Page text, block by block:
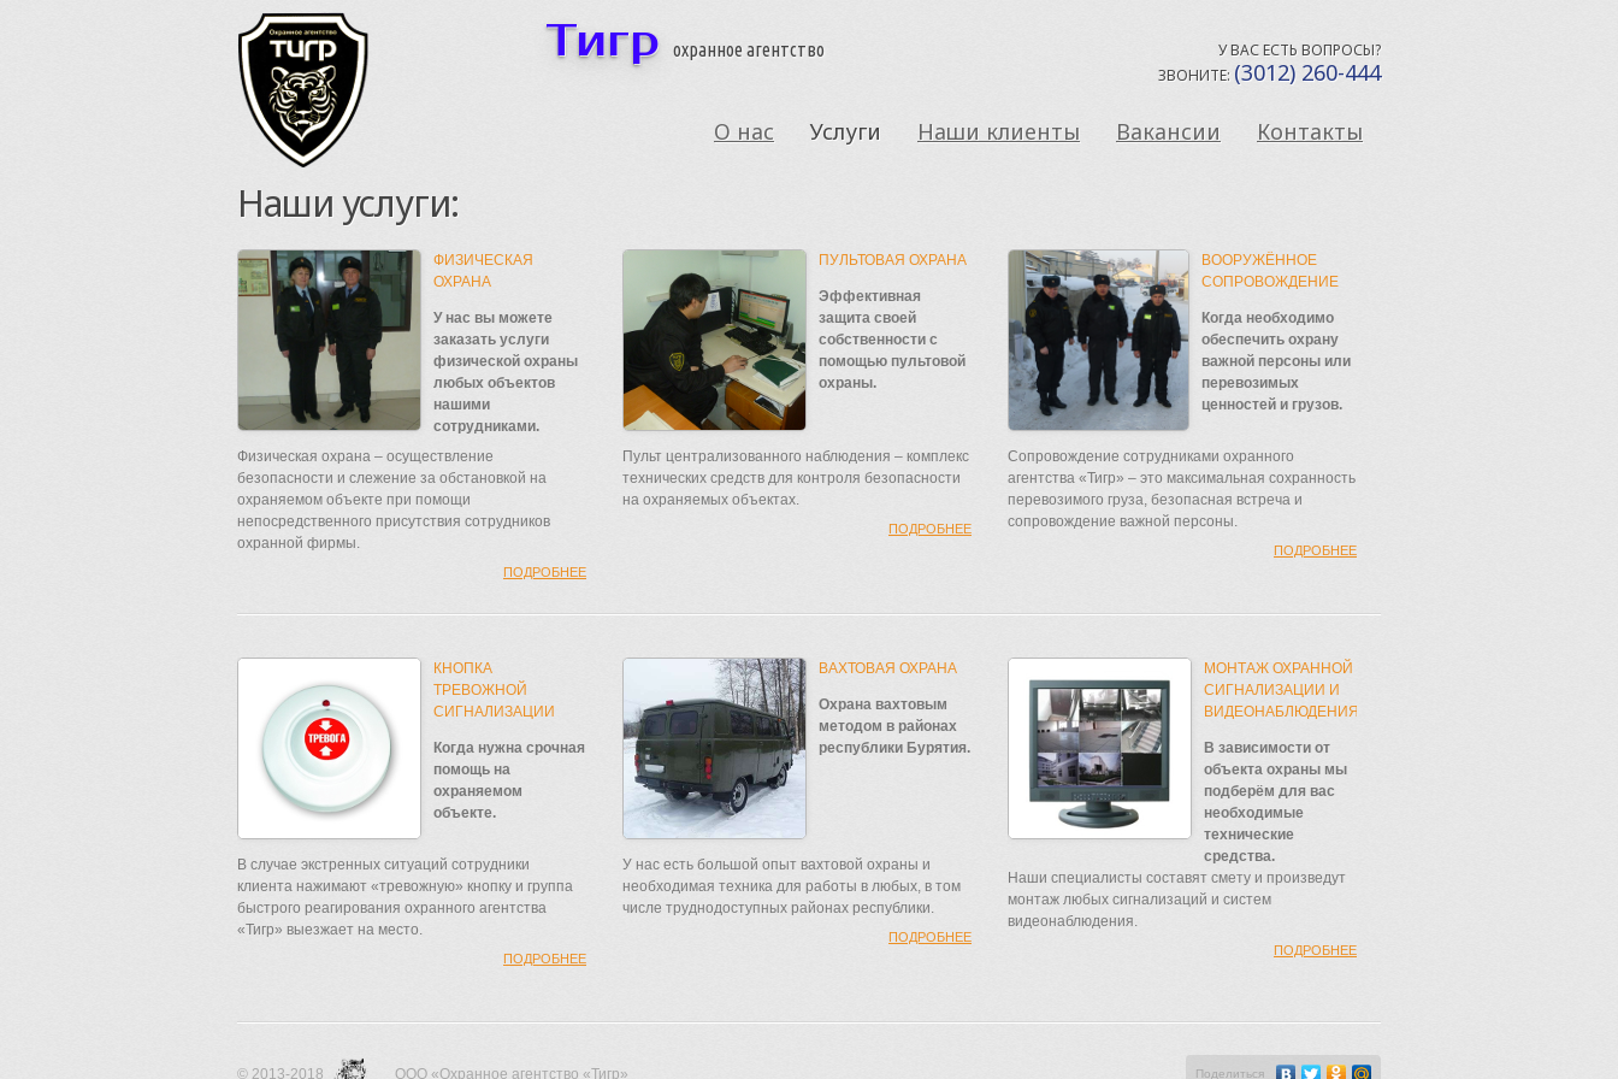
Тигр охранное агентство
У ВАС ЕСТЬ ВОПРОСЫ?
ЗВОНИТЕ: (3012) 260-444
О нас Услуги Наши клиенты Вакансии Контакты
Наши услуги:
ФИЗИЧЕСКАЯ
ОХРАНА
У нас вы можете
заказать услуги
физической охраны
любых объектов
нашими
сотрудниками.
Физическая охрана – осуществление
безопасности и слежение за обстановкой на
охраняемом объекте при помощи
непосредственного присутствия сотрудников
охранной фирмы.
ПОДРОБНЕЕ
ПУЛЬТОВАЯ ОХРАНА
Эффективная
защита своей
собственности с
помощью пультовой
охраны.
Пульт централизованного наблюдения – комплекс
технических средств для контроля безопасности
на охраняемых объектах.
ПОДРОБНЕЕ
ВООРУЖЁННОЕ
СОПРОВОЖДЕНИЕ
Когда необходимо
обеспечить охрану
важной персоны или
перевозимых
ценностей и грузов.
Сопровождение сотрудниками охранного
агентства «Тигр» – это максимальная сохранность
перевозимого груза, безопасная встреча и
сопровождение важной персоны.
ПОДРОБНЕЕ
КНОПКА
ТРЕВОЖНОЙ
СИГНАЛИЗАЦИИ
Когда нужна срочная
помощь на
охраняемом
объекте.
В случае экстренных ситуаций сотрудники
клиента нажимают «тревожную» кнопку и группа
быстрого реагирования охранного агентства
«Тигр» выезжает на место.
ПОДРОБНЕЕ
ВАХТОВАЯ ОХРАНА
Охрана вахтовым
методом в районах
республики Бурятия.
У нас есть большой опыт вахтовой охраны и
необходимая техника для работы в любых, в том
числе труднодоступных районах республики.
ПОДРОБНЕЕ
МОНТАЖ ОХРАННОЙ
СИГНАЛИЗАЦИИ И
ВИДЕОНАБЛЮДЕНИЯ
В зависимости от
объекта охраны мы
подберём для вас
необходимые
технические
средства.
Наши специалисты составят смету и произведут
монтаж любых сигнализаций и систем
видеонаблюдения.
ПОДРОБНЕЕ
© 2013-2018 ООО «Охранное агентство «Тигр» Поделиться